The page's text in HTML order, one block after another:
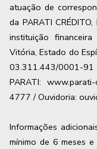
atuação de
da PARATI
instituição
Vitória, Estado do
03.311.443/0001-91
PARATI:
4777 / Ouvidoria:
Informações
mínimo de 6 meses e